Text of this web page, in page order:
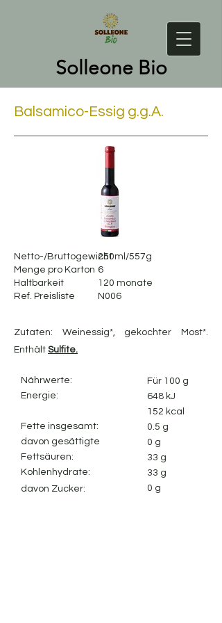
Solleone Bio
Balsamico-Essig g.g.A.
Netto-/Bruttogewicht
Menge pro Karton
Haltbarkeit
Ref. Preisliste
250ml/557g
6
120 monate
N006
Zutaten: Weinessig*, gekochter Most*.
Enthält Sulfite.
Nährwerte:
Energie:
Fette insgesamt:
davon gesättigte
Fettsäuren:
Kohlenhydrate:
davon Zucker:
Für 100 g
648 kJ
152 kcal
0.5 g
0 g
33 g
33 g
0 g